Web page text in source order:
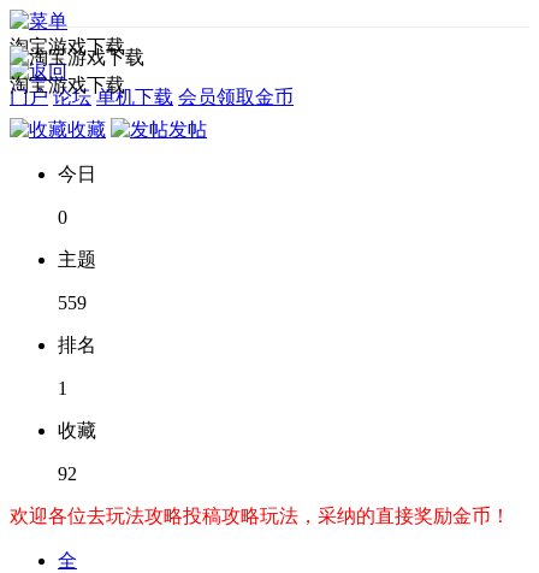
淘宝游戏下载
门户 论坛 单机下载 会员领取金币
淘宝游戏下载
收藏 发帖
今日
0
主题
559
排名
1
收藏
92
欢迎各位去玩法攻略投稿攻略玩法，采纳的直接奖励金币！
全